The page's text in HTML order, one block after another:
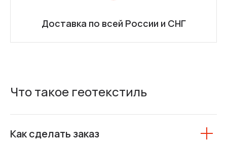
Доставка по всей России и СНГ
Что такое геотекстиль
Как сделать заказ